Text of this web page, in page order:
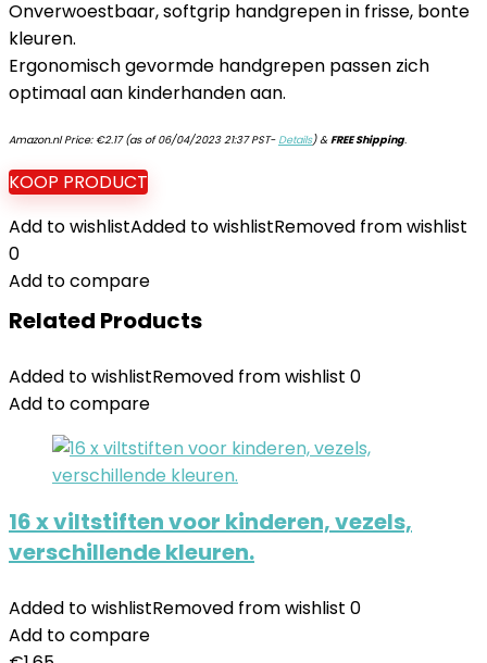
Onverwoestbaar, softgrip handgrepen in frisse, bonte
kleuren.
Ergonomisch gevormde handgrepen passen zich
optimaal aan kinderhanden aan.
Amazon.nl Price: €2.17(as of 06/04/2023 21:37 PST-Details)&FREE Shipping.
KOOP PRODUCT
Add to wishlistAdded to wishlistRemoved from wishlist
0
Add to compare
Related Products
Added to wishlistRemoved from wishlist 0
Add to compare
16 x viltstiften voor kinderen, vezels,
verschillende kleuren.
Added to wishlistRemoved from wishlist 0
Add to compare